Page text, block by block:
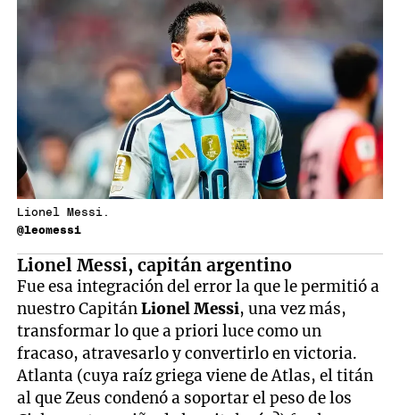
Lionel Messi.
@leomessi
Lionel Messi, capitán argentino
Fue esa integración del error la que le permitió a
nuestro CapitánLionel Messi, una vez más,
transformar lo que a priori luce como un
fracaso, atravesarlo y convertirlo en victoria.
Atlanta (cuya raíz griega viene de Atlas, el titán
al que Zeus condenó a soportar el peso de los